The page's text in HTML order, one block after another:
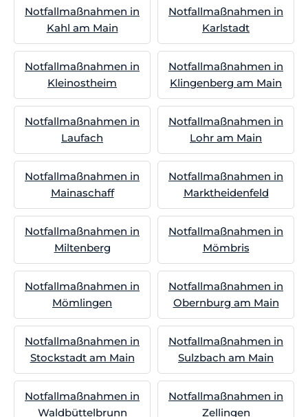
Notfallmaßnahmen in
Kahl am Main
Notfallmaßnahmen in
Karlstadt
Notfallmaßnahmen in
Kleinostheim
Notfallmaßnahmen in
Klingenberg am Main
Notfallmaßnahmen in
Laufach
Notfallmaßnahmen in
Lohr am Main
Notfallmaßnahmen in
Mainaschaff
Notfallmaßnahmen in
Marktheidenfeld
Notfallmaßnahmen in
Miltenberg
Notfallmaßnahmen in
Mömbris
Notfallmaßnahmen in
Mömlingen
Notfallmaßnahmen in
Obernburg am Main
Notfallmaßnahmen in
Stockstadt am Main
Notfallmaßnahmen in
Sulzbach am Main
Notfallmaßnahmen in
Waldbüttelbrunn
Notfallmaßnahmen in
Zellingen